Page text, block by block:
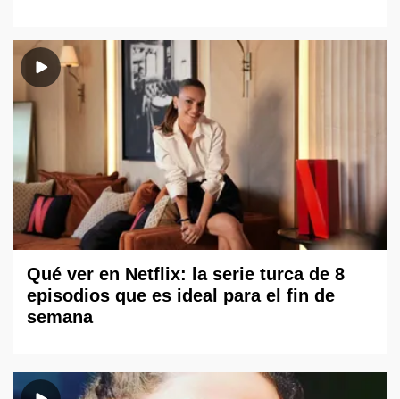
Qué ver en Netflix: la serie turca de 8
episodios que es ideal para el fin de
semana